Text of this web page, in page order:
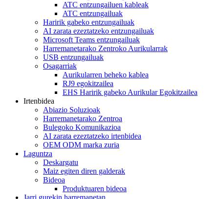
ATC entzungailuen kableak
ATC entzungailuak
Haririk gabeko entzungailuak
AI zarata ezeztatzeko entzungailuak
Microsoft Teams entzungailuak
Harremanetarako Zentroko Aurikularrak
USB entzungailuak
Osagarriak
Aurikularren beheko kablea
RJ9 egokitzailea
EHS Haririk gabeko Aurikular Egokitzailea
Irtenbidea
Abiazio Soluzioak
Harremanetarako Zentroa
Bulegoko Komunikazioa
AI zarata ezeztatzeko irtenbidea
OEM ODM marka zuria
Laguntza
Deskargatu
Maiz egiten diren galderak
Bideoa
Produktuaren bideoa
Jarri gurekin harremanetan